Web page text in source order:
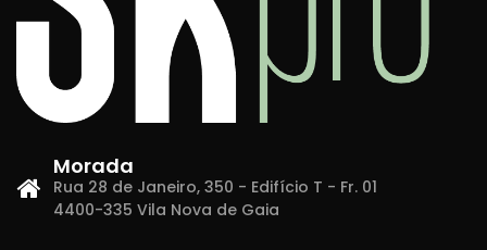
Morada
Rua 28 de Janeiro, 350 - Edifício T - Fr. 01
4400-335 Vila Nova de Gaia